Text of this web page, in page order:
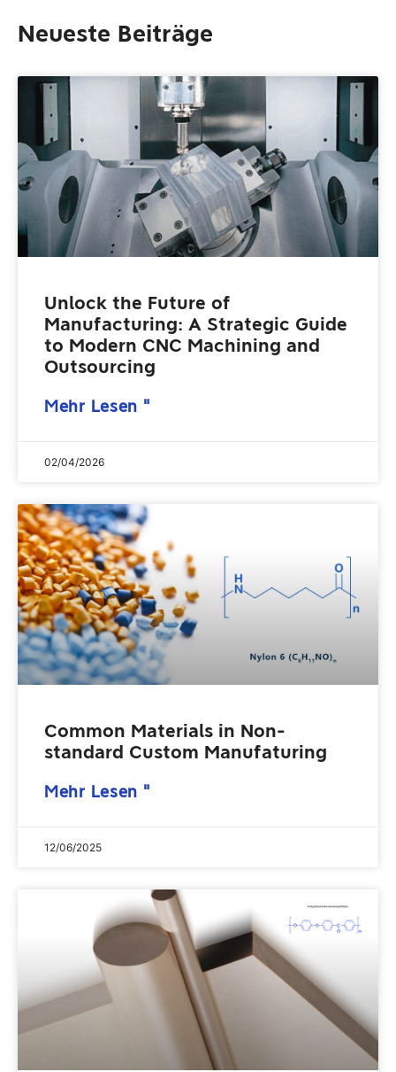
Neueste Beiträge
Unlock the Future of
Manufacturing: A Strategic Guide
to Modern CNC Machining and
Outsourcing
Mehr Lesen "
02/04/2026
Common Materials in Non-
standard Custom Manufaturing
Mehr Lesen "
12/06/2025